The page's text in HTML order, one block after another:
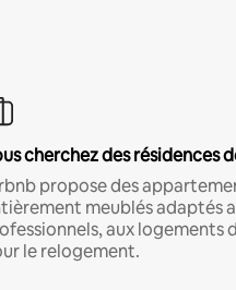
cherchez des résidences
propose des
meublés adaptés
aux logements
le relogement.